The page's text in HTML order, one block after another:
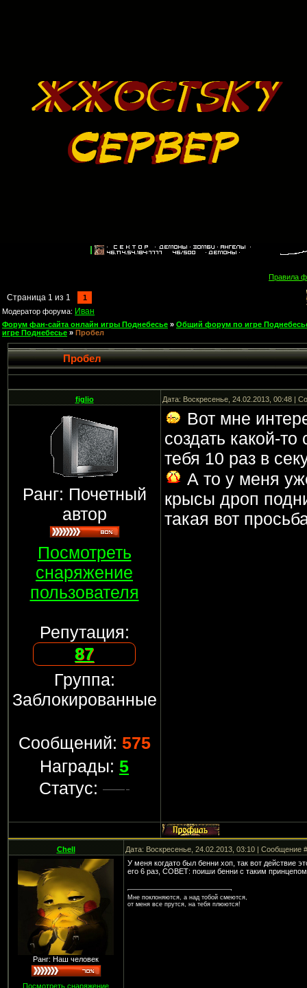
Правила
Страница 1 из 1
1
Модератор форума: Иван
Форум фан-сайта онлайн игры Поднебесье » Общий форум по игре
игре Поднебесье » Пробел
Пробел
figlio Дата: Воскресенье, 24.02.2013, 00:48 |
Ранг: Почетный
автор
Посмотреть
снаряжение
пользователя
Репутация:
87
Группа:
Заблокированные
Сообщений: 575
Награды: 5
Статус:
Вот мне
создать какой-
тебя 10 раз в
А то у меня
крысы дроп
такая вот
Chell Дата: Воскресенье, 24.02.2013, 03:10 | Сообщение
Ранг: Наш человек
Посмотреть снаряжение
У меня когдато был бенни хоп, так вот действие
его 6 раз, СОВЕТ: поиши бенни с таким принцепом
Мне поклоняются, а над тобой смеются,
от меня все прутся, на тебя плюются!